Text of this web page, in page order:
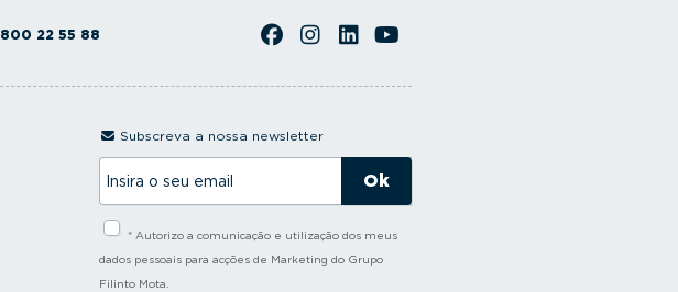
800 22 55 88
Subscreva a nossa newsletter
s
r
a
s
* Autorizo a comunicação e utilização dos meus
dados pessoais para acções de Marketing do Grupo
Filinto Mota.